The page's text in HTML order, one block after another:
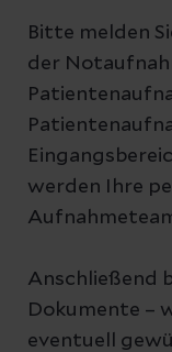
Bitte melden
der
werden Ihre
Anschließend
Dokumente –
eventuell